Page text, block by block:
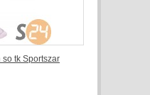
tk Sportszar